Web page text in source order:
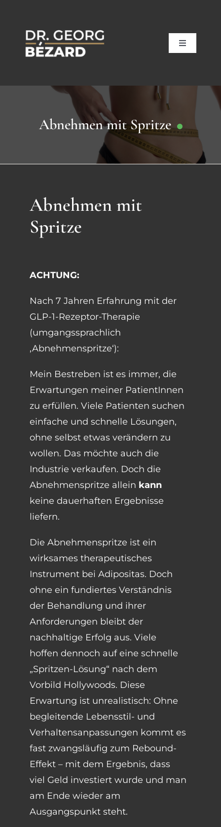
springen
Toggle
Leistungen
Zur Person
Abnehmen mit Spritze
Abnehmen mit
Spritze
ACHTUNG:
Nach 7 Jahren Erfahrung mit der
GLP-1-Rezeptor-Therapie
(umgangssprachlich
‚Abnehmenspritze‘):
Mein Bestreben ist es immer, die
Erwartungen meiner PatientInnen
zu erfüllen. Viele Patienten suchen
einfache und schnelle Lösungen,
ohne selbst etwas verändern zu
wollen. Das möchte auch die
Industrie verkaufen. Doch die
Abnehmenspritze allein kann
keine dauerhaften Ergebnisse
liefern.
Die Abnehmenspritze ist ein
wirksames therapeutisches
Instrument bei Adipositas. Doch
ohne ein fundiertes Verständnis
der Behandlung und ihrer
Anforderungen bleibt der
nachhaltige Erfolg aus. Viele
hoffen dennoch auf eine schnelle
„Spritzen-Lösung“ nach dem
Vorbild Hollywoods. Diese
Erwartung ist unrealistisch: Ohne
begleitende Lebensstil- und
Verhaltensanpassungen kommt es
fast zwangsläufig zum Rebound-
Effekt – mit dem Ergebnis, dass
viel Geld investiert wurde und man
am Ende wieder am
Ausgangspunkt steht.